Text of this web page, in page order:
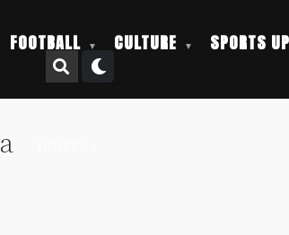
FOOTBALL CULTURE SPORTS